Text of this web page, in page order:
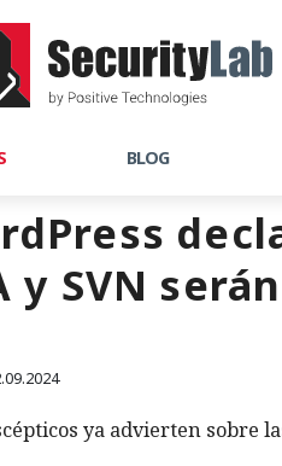
BLOG
y SVN
ya advierten sobre